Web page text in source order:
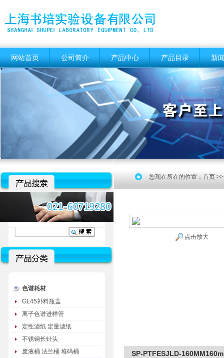
网站首页 公司简介 产品中心 产品目录 新
色谱耗材
GL45补料瓶盖
离子色谱进样管
定性滤纸 定量滤纸
不锈钢长针头
废液桶 法兰桶 堆码桶
您现在所在的位置： 首页
点击放大
SP-PTFESJLD-